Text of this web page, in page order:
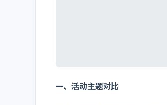
一、活动主题对比